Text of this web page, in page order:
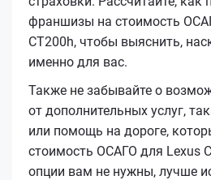
франшизы на стоимость
CT200h, чтобы выяснить,
именно для вас.
Также не забывайте о
от дополнительных услуг,
или помощь на дороге,
стоимость ОСАГО для Lexus
опции вам не нужны, лучше